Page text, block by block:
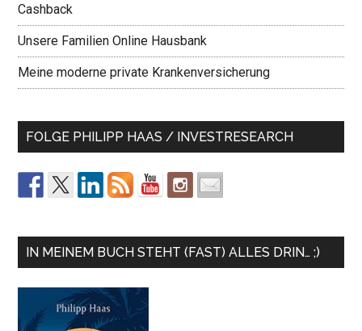
Cashback
Unsere Familien Online Hausbank
Meine moderne private Krankenversicherung
FOLGE PHILIPP HAAS / INVESTRESEARCH
IN MEINEM BUCH STEHT (FAST) ALLES DRIN… ;)